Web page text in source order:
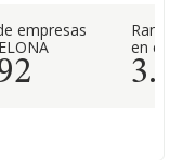
empresas
en el